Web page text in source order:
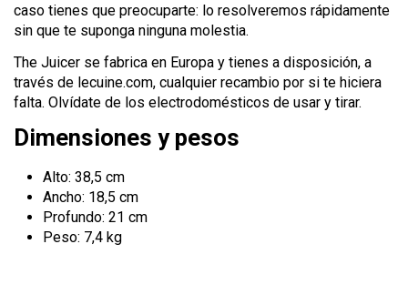
caso tienes que preocuparte: lo resolveremos rápidamente
sin que te suponga ninguna molestia.
The Juicer se fabrica en Europa y tienes a disposición, a
través de lecuine.com, cualquier recambio por si te hiciera
falta. Olvídate de los electrodomésticos de usar y tirar.
Dimensiones y pesos
Alto: 38,5 cm
Ancho: 18,5 cm
Profundo: 21 cm
Peso: 7,4 kg